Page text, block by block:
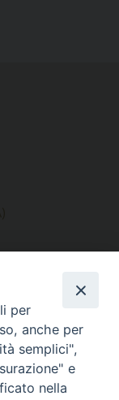
per
anche per
semplici",
e
nella